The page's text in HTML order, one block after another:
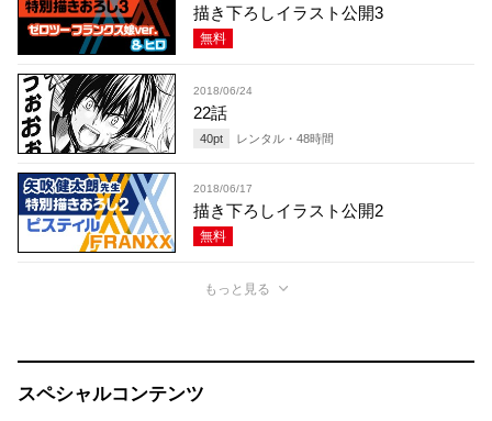
描き下ろしイラスト公開3
無料
2018/06/24
22話
40pt レンタル・ 48時間
2018/06/17
描き下ろしイラスト公開2
無料
もっと見る
スペシャルコンテンツ